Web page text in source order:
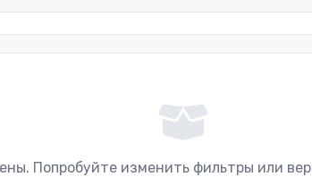
Попробуйте изменить фильтры или